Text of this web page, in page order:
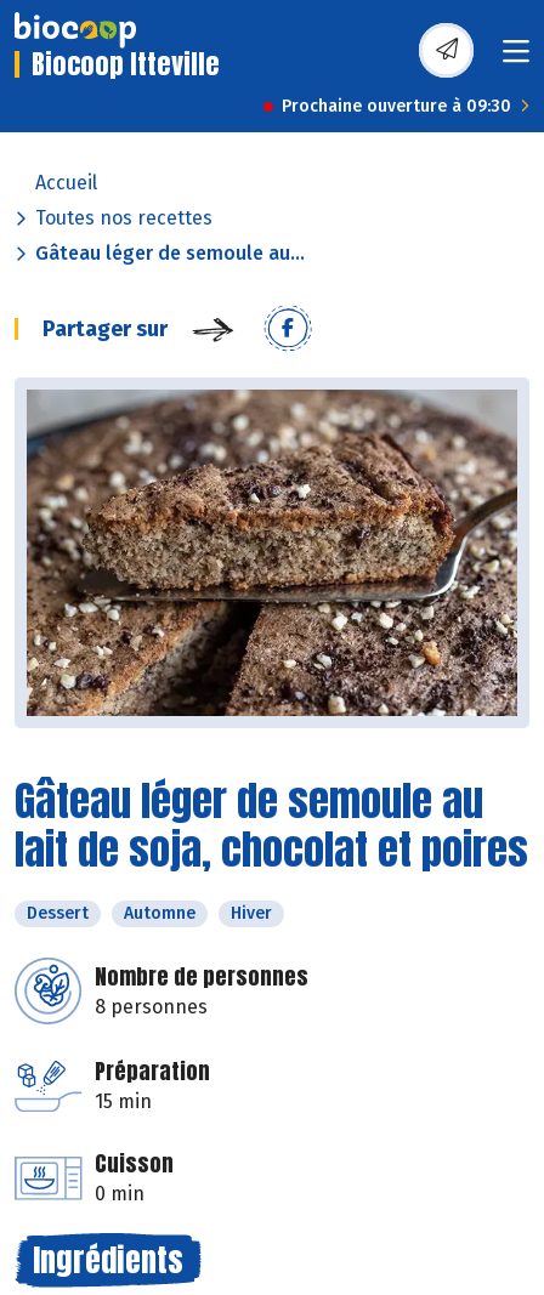
Biocoop Itteville
Prochaine ouverture à 09:30
Accueil
Toutes nos recettes
Gâteau léger de semoule au...
Partager sur
Gâteau léger de semoule au
lait de soja, chocolat et poires
Dessert Automne Hiver
Nombre de personnes
8 personnes
Préparation
15 min
Cuisson
0 min
Ingrédients